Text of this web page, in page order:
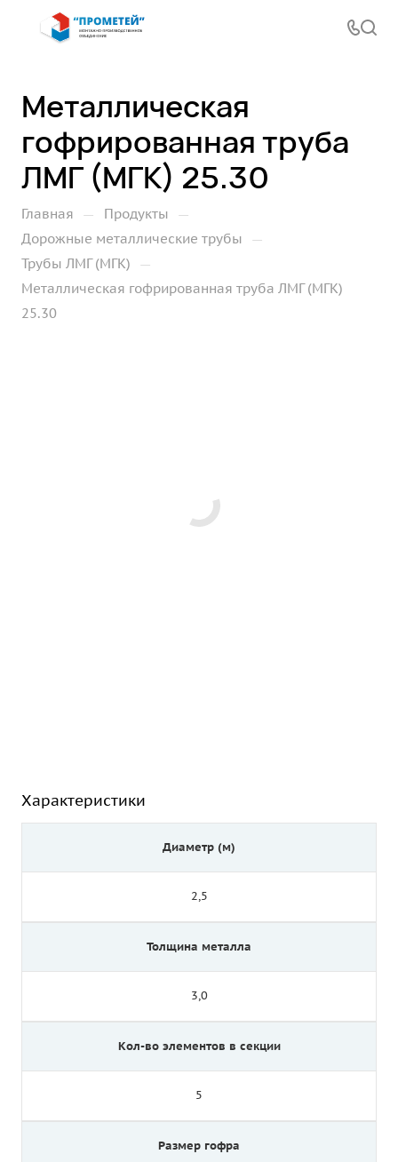
Металлическая
гофрированная труба
ЛМГ (МГК) 25.30
Главная — Продукты —
Дорожные металлические трубы —
Трубы ЛМГ (МГК) —
Металлическая гофрированная труба ЛМГ (МГК)
25.30
Характеристики
Диаметр (м)
2,5
Толщина металла
3,0
Кол-во элементов в секции
5
Размер гофра